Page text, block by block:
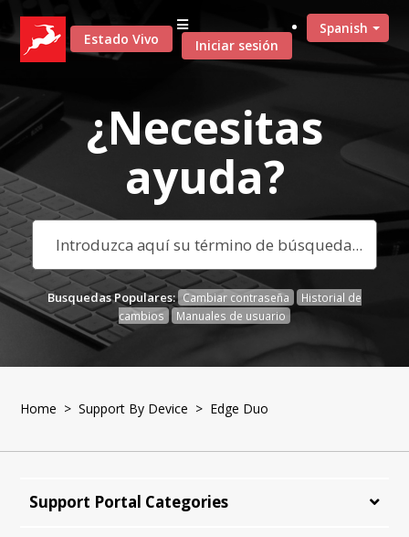
Estado Vivo
Spanish
Iniciar sesión
¿Necesitas
ayuda?
Busquedas Populares: Cambiar contraseña
Historial de
cambios
Manuales de usuario
Home >Support By Device > Edge Duo
Support Portal Categories